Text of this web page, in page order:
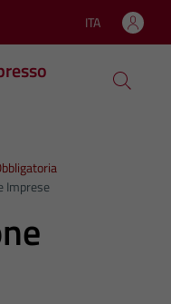
Lingua attiva:
ITA
Imprese